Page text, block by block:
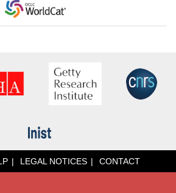
LEGAL NOTICES CONTACT